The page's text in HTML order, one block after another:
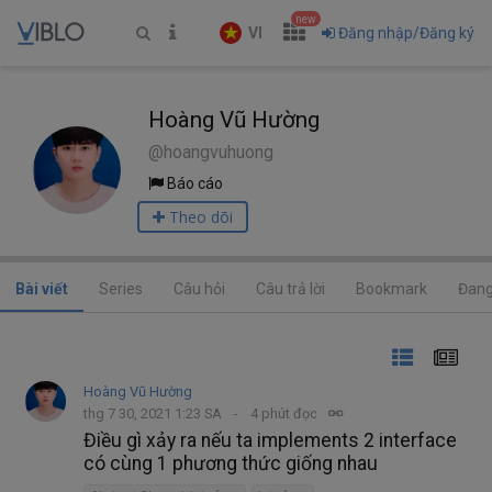
VI
new
Đăng nhập/Đăng ký
Hoàng Vũ Hường
@hoangvuhuong
Báo cáo
Theo dõi
Bài viết Series Câu hỏi Câu trả lời Bookmark
Hoàng Vũ Hường
thg 7 30, 2021 1:23 SA
4 phút đọc
Điều gì xảy ra nếu ta implements 2 interface
có cùng 1 phương thức giống nhau